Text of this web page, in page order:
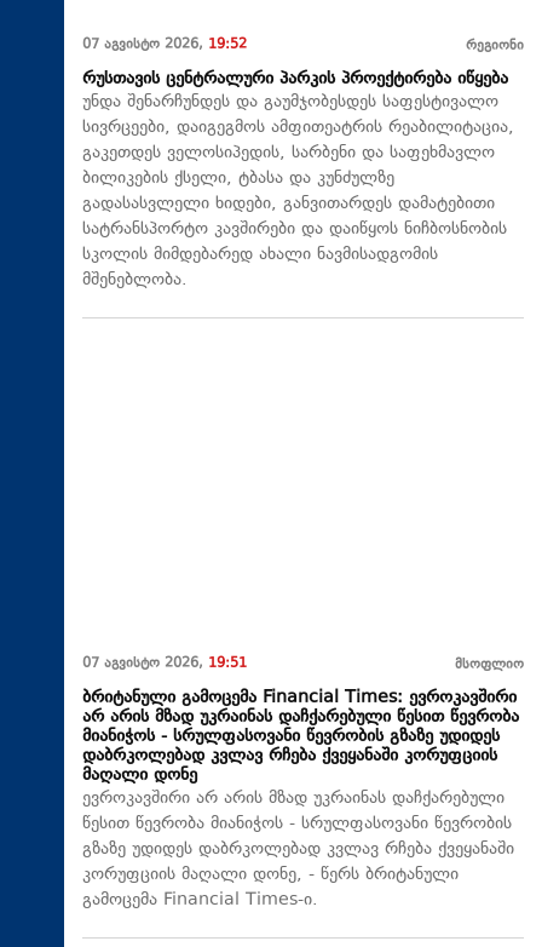
07 აგვისტო 2026, 19:52 რეგიონი
რუსთავის ცენტრალური პარკის პროექტირება იწყება
უნდა შენარჩუნდეს და გაუმჯობესდეს საფესტივალო
სივრცეები, დაიგეგმოს ამფითეატრის რეაბილიტაცია,
გაკეთდეს ველოსიპედის, სარბენი და საფეხმავლო
ბილიკების ქსელი, ტბასა და კუნძულზე
გადასასვლელი ხიდები, განვითარდეს დამატებითი
სატრანსპორტო კავშირები და დაიწყოს ნიჩბოსნობის
სკოლის მიმდებარედ ახალი ნავმისადგომის
მშენებლობა.
07 აგვისტო 2026, 19:51 მსოფლიო
ბრიტანული გამოცემა Financial Times: ევროკავშირი
არ არის მზად უკრაინას დაჩქარებული წესით წევრობა
მიანიჭოს - სრულფასოვანი წევრობის გზაზე უდიდეს
დაბრკოლებად კვლავ რჩება ქვეყანაში კორუფციის
მაღალი დონე
ევროკავშირი არ არის მზად უკრაინას დაჩქარებული
წესით წევრობა მიანიჭოს - სრულფასოვანი წევრობის
გზაზე უდიდეს დაბრკოლებად კვლავ რჩება ქვეყანაში
კორუფციის მაღალი დონე, - წერს ბრიტანული
გამოცემა Financial Times-ი.